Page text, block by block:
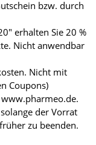
bzw. durch
erhalten Sie 20 %
Nicht anwendbar
Nicht mit
Coupons)
der Vorrat
zu beenden.